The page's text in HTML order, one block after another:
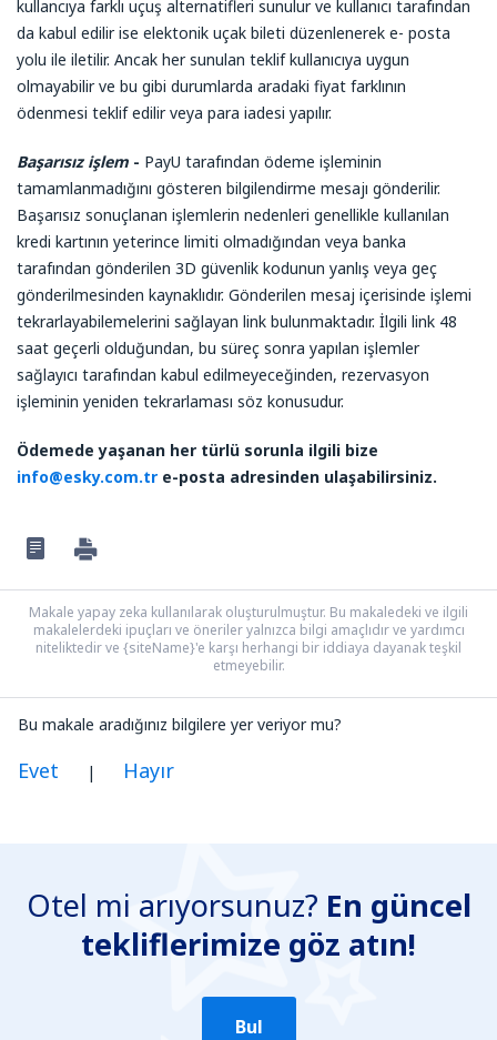
kullancıya farklı uçuş alternatifleri sunulur ve kullanıcı tarafından
da kabul edilir ise elektonik uçak bileti düzenlenerek e- posta
yolu ile iletilir. Ancak her sunulan teklif kullanıcıya uygun
olmayabilir ve bu gibi durumlarda aradaki fiyat farklının
ödenmesi teklif edilir veya para iadesi yapılır.
Başarısız işlem - PayU tarafından ödeme işleminin
tamamlanmadığını gösteren bilgilendirme mesajı gönderilir.
Başarısız sonuçlanan işlemlerin nedenleri genellikle kullanılan
kredi kartının yeterince limiti olmadığından veya banka
tarafından gönderilen 3D güvenlik kodunun yanlış veya geç
gönderilmesinden kaynaklıdır. Gönderilen mesaj içerisinde işlemi
tekrarlayabilemelerini sağlayan link bulunmaktadır. İlgili link 48
saat geçerli olduğundan, bu süreç sonra yapılan işlemler
sağlayıcı tarafından kabul edilmeyeceğinden, rezervasyon
işleminin yeniden tekrarlaması söz konusudur.
Ödemede yaşanan her türlü sorunla ilgili bize
info@esky.com.tr e-posta adresinden ulaşabilirsiniz.
Makale yapay zeka kullanılarak oluşturulmuştur. Bu makaledeki ve ilgili
makalelerdeki ipuçları ve öneriler yalnızca bilgi amaçlıdır ve yardımcı
niteliktedir ve {siteName}'e karşı herhangi bir iddiaya dayanak teşkil
etmeyebilir.
Bu makale aradığınız bilgilere yer veriyor mu?
Evet | Hayır
Yanlış bilgi içeriyor
Konun ayrıntılarını içermiyor.
Otel mi arıyorsunuz? En güncel
tekliflerimize göz atın!
Bul